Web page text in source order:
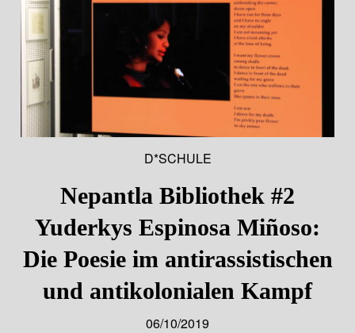
D*SCHULE
Nepantla Bibliothek #2
Yuderkys Espinosa Miñoso:
Die Poesie im antirassistischen
und antikolonialen Kampf
06/10/2019